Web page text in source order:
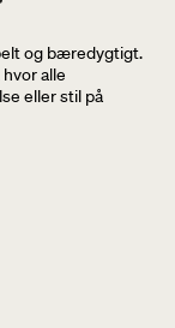
og bæredygtigt.
alle
eller stil på